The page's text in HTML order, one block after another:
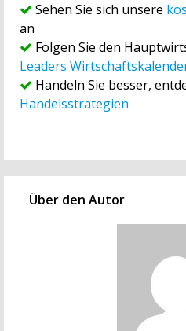
Sehen Sie sich unsere
an
Folgen Sie den
Leaders
Handeln Sie besser,
Handelsstrategien
Über den Autor